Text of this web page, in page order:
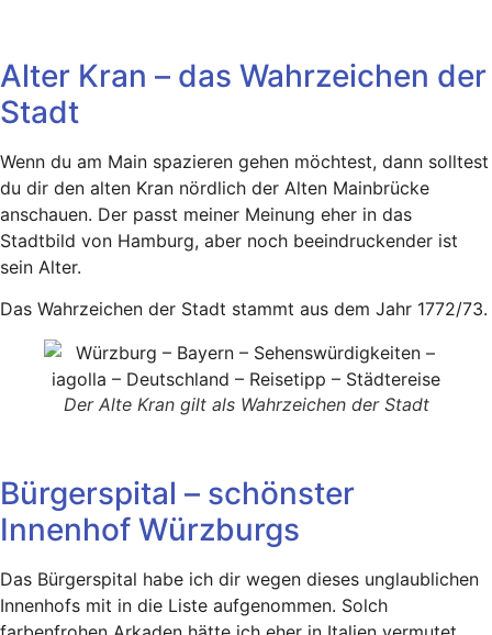
Alter Kran – das Wahrzeichen der
Stadt
Wenn du am Main spazieren gehen möchtest, dann solltest
du dir den alten Kran nördlich der Alten Mainbrücke
anschauen. Der passt meiner Meinung eher in das
Stadtbild von Hamburg, aber noch beeindruckender ist
sein Alter.
Das Wahrzeichen der Stadt stammt aus dem Jahr 1772/73.
Der Alte Kran gilt als Wahrzeichen der Stadt
Bürgerspital – schönster
Innenhof Würzburgs
Das Bürgerspital habe ich dir wegen dieses unglaublichen
Innenhofs mit in die Liste aufgenommen. Solch